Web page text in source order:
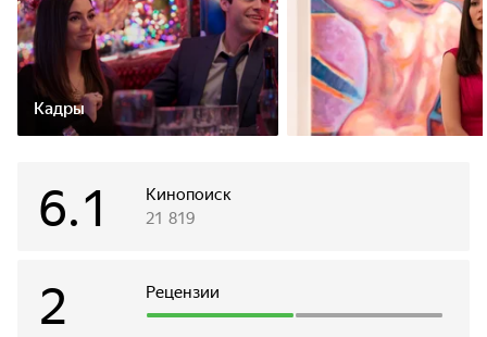
сталкивается с искушением, перед которым невозможно
устоять, но никто даже не догадывается о последствиях…
Кадры
Кинопоиск
6.1 21 819
Рецензии
2